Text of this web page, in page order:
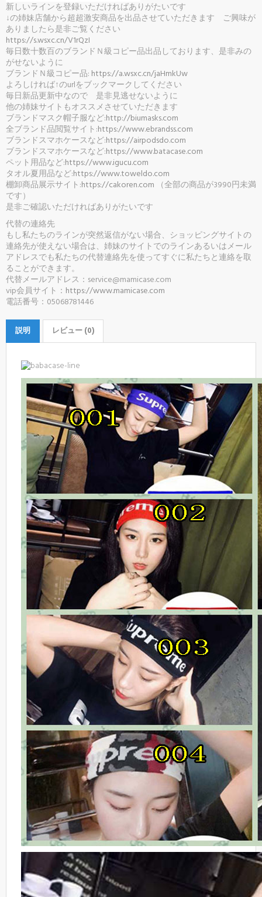
新しいラインを登録いただければありがたいです
↓の姉妹店舗から超超激安商品を出品させていただきます ご興味が
ありましたら是非ご覧ください
https://s.wsxc.cn/V1rQzI
毎日数十数百のブランドＮ級コピー品出品しております、是非みの
がせないように
ブランドＮ級コピー品: https://a.wsxc.cn/jaHmkUw
よろしければ↑のurlをブックマークしてください
毎日新品更新中なので 是非見逃せないように
他の姉妹サイトもオススメさせていただきます
ブランドマスク帽子服など:http://biumasks.com
全ブランド品閲覧サイト:https://www.ebrandss.com
ブランドスマホケースなど:https://airpodsdo.com
ブランドスマホケースなど:https://www.batacase.com
ペット用品など:https://www.igucu.com
タオル夏用品など:https://www.toweldo.com
棚卸商品展示サイト:https://cakoren.com （全部の商品が3990円未満
です）
是非ご確認いただければありがたいです
代替の連絡先
もし私たちのラインが突然返信がない場合、ショッピングサイトの
連絡先が使えない場合は、姉妹のサイトでのラインあるいはメール
アドレスでも私たちの代替連絡先を使ってすぐに私たちと連絡を取
ることができます。
代替メールアドレス：service@mamicase.com
vip会員サイト： https://www.mamicase.com
電話番号：05068781446
説明 レビュー (0)